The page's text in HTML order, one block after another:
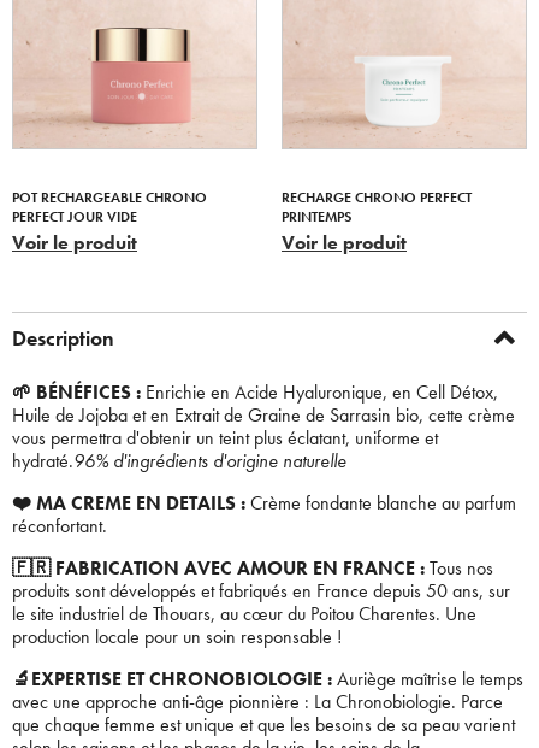
POT RECHARGEABLE CHRONO
PERFECT JOUR VIDE
Voir le produit
RECHARGE CHRONO PERFECT
PRINTEMPS
Voir le produit
Description
🌱 BÉNÉFICES : Enrichie en Acide Hyaluronique, en Cell Détox,
Huile de Jojoba et en Extrait de Graine de Sarrasin bio, cette crème
vous permettra d'obtenir un teint plus éclatant, uniforme et
hydraté.96% d'ingrédients d'origine naturelle
❤️ MA CREME EN DETAILS :Crème fondante blanche au parfum
réconfortant.
🇫🇷 FABRICATION AVEC AMOUR EN FRANCE :Tous nos
produits sont développés et fabriqués en France depuis 50 ans, sur
le site industriel de Thouars, au cœur du Poitou Charentes. Une
production locale pour un soin responsable !
🔬EXPERTISE ET CHRONOBIOLOGIE :Auriège maîtrise le temps
avec une approche anti-âge pionnière : La Chronobiologie. Parce
que chaque femme est unique et que les besoins de sa peau varient
Bienvenue !